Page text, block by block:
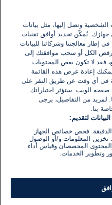
كن الأول!
الشخصية ونصل إليها، مثل بيانات
جهازك. يُمكّن تحديد أوافق تقنيات
إطار معالجتنا وشركائنا للبيانات
رفض الكل أو سحب موافقتك إلى
فقد لا تكون بعض المحتويات
يمكنك إعادة عرض هذه القائمة
في أي وقت عن طريق النقر على
الويب. ستؤثر اختياراتك
لمزيد من التفاصيل، يرجى
بنا.
لتقديم:
الدقيقة. فحص خصائص الجهاز
المعلومات و/أو الوصول
والمحتوى المخصصان وقياس أداء
وتطوير الخدمات.